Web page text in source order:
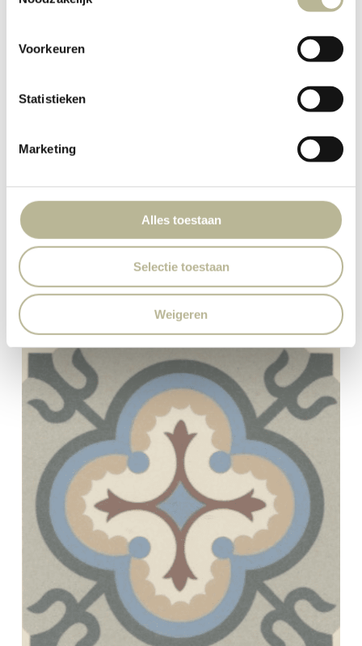
Voorkeuren
Statistieken
Marketing
Alles toestaan
Selectie toestaan
Weigeren